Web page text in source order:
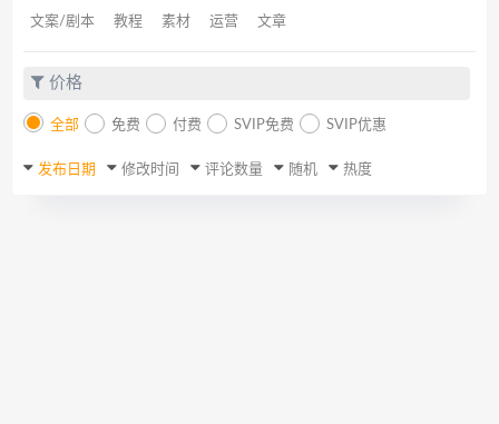
文案/剧本 教程 素材 运营 文章
价格
全部 免费 付费 SVIP免费 SVIP优惠
发布日期 修改时间 评论数量 随机 热度